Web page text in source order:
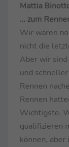
Mattia
… zum
Wir wären
nicht die
Aber wir
und
Rennen
Rennen
Wichtigste.
qualifizieren
können, aber